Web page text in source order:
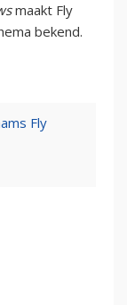
maakt Fly
bekend.
Fly